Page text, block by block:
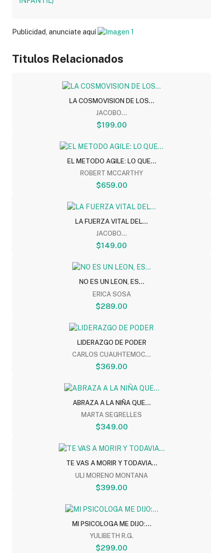
Publicidad, anunciate aquí
Titulos Relacionados
LA COSMOVISION DE LOS...
JACOBO...
$199.00
EL METODO AGILE: LO QUE...
ROBERT MCCARTHY
$659.00
LA FUERZA VITAL DEL...
JACOBO...
$149.00
NO ES UN LEON, ES...
ERICA SOSA
$289.00
LIDERAZGO DE PODER
CARLOS CUAUHTEMOC...
$369.00
ABRAZA A LA NIÑA QUE...
MARTA SEGRELLES
$349.00
TE VAS A MORIR Y TODAVIA...
ULI MORENO MONTANA
$399.00
MI PSICOLOGA ME DIJO:...
YULIBETH R.G.
$299.00